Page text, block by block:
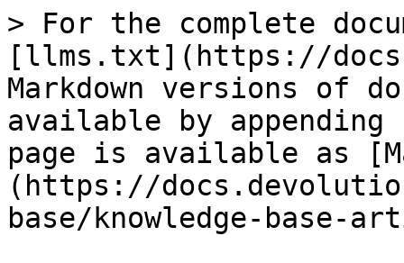
> For the complete
[llms.txt](https://
Markdown versions of
available by
page is available as
(https://
base/knowledge-base-